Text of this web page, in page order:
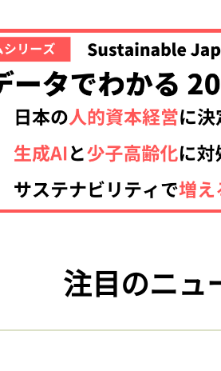
注目のニュ